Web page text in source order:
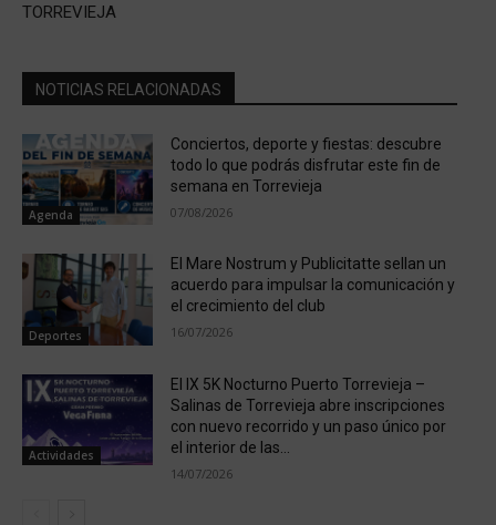
TORREVIEJA
NOTICIAS RELACIONADAS
Agenda
Conciertos, deporte y fiestas: descubre
todo lo que podrás disfrutar este fin de
semana en Torrevieja
07/08/2026
Deportes
El Mare Nostrum y Publicitatte sellan un
acuerdo para impulsar la comunicación y
el crecimiento del club
16/07/2026
Actividades
El IX 5K Nocturno Puerto Torrevieja –
Salinas de Torrevieja abre inscripciones
con nuevo recorrido y un paso único por
el interior de las...
14/07/2026